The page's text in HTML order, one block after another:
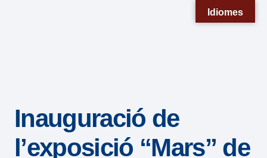
sistema
accesibilidad.
Inauguració de
l’exposició “Mars” de
Idiomes